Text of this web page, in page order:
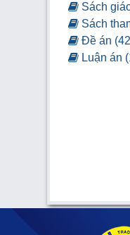
Sách
Sách
Đề án
Luận án